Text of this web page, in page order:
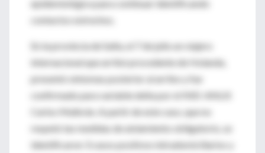
epidemiológica para continuar identificando
contactos estrechos.
En la provincia de Salta, el 7 de julio un viajero
internacional que arribó procedente de Holanda,
presentó síntomas posterior al arribo y fue
confirmado para variable delta por el INEI-ANLIS
Carlos Malbrán. A partir de este caso, que no
respetó las medidas de aislamiento obligatorio, se
identificaron 3 casos positivos intradomiciliarios y